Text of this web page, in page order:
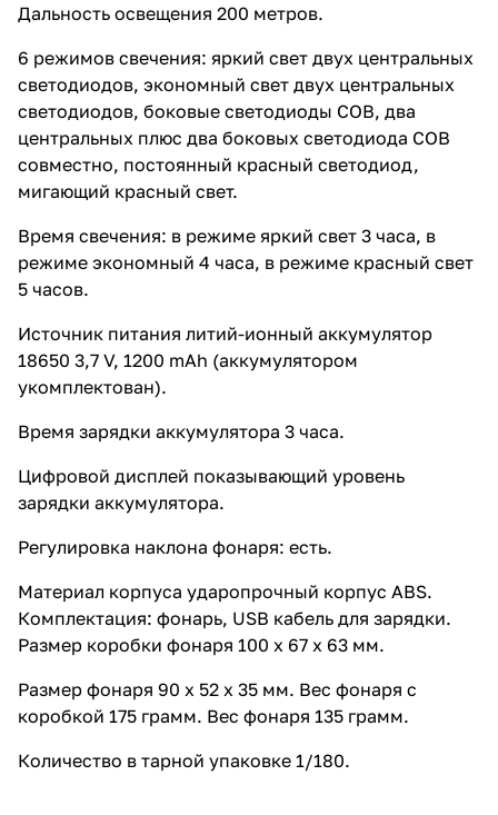
Дальность освещения 200 метров.
6 режимов свечения: яркий свет двух центральных
светодиодов, экономный свет двух центральных
светодиодов, боковые светодиоды COB, два
центральных плюс два боковых светодиода COB
совместно, постоянный красный светодиод,
мигающий красный свет.
Время свечения: в режиме яркий свет 3 часа, в
режиме экономный 4 часа, в режиме красный свет
5 часов.
Источник питания литий-ионный аккумулятор
18650 3,7 V, 1200 mAh (аккумулятором
укомплектован).
Время зарядки аккумулятора 3 часа.
Цифровой дисплей показывающий уровень
зарядки аккумулятора.
Регулировка наклона фонаря: есть.
Материал корпуса ударопрочный корпус ABS.
Комплектация: фонарь, USB кабель для зарядки.
Размер коробки фонаря 100 х 67 х 63 мм.
Размер фонаря 90 х 52 х 35 мм. Вес фонаря с
коробкой 175 грамм. Вес фонаря 135 грамм.
Количество в тарной упаковке 1/180.